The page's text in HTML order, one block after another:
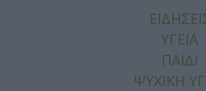
ΥΓΕΙΑ
ΠΑΙΔΙ
ΨΥΧΙΚΗ